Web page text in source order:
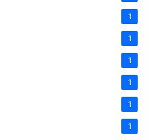
1
1
1
1
1
1